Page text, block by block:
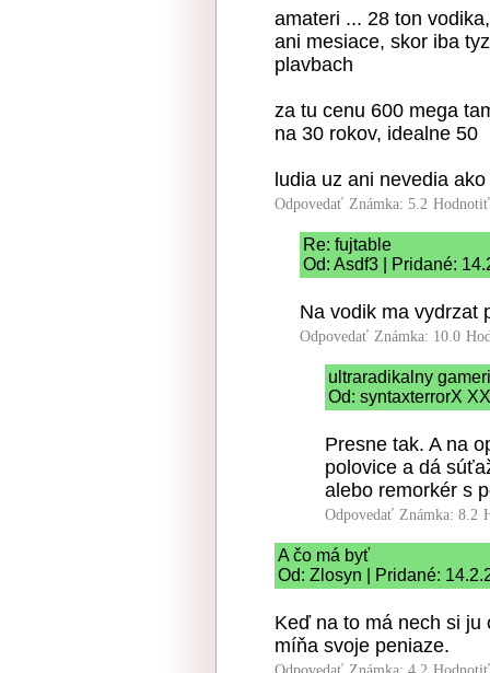
amateri ... 28 ton
ani mesiace, skor iba
plavbach
za tu cenu 600 mega
na 30 rokov, idealne 50
ludia uz ani nevedia
Odpovedať Známka: 5.2
Re: fujtable
Od: Asdf3 | Pridané:
Na vodik ma vydrzat
Odpovedať Známka: 10.0
ultraradikalny
Od: syntaxterrorX
Presne tak. A na
polovice a dá
alebo remorkér s
Odpovedať Známka: 8.2
A čo má byť
Od: Zlosyn | Pridané:
Keď na to má nech si ju
míňa svoje peniaze.